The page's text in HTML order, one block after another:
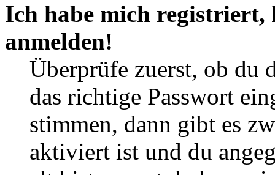
Ich habe mich
anmelden!
Überprüfe zuerst, ob du
das richtige Passwort
stimmen, dann gibt es
aktiviert ist und du